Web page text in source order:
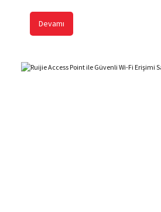
zayıflayabilir. Bu durumda, Poynting 9
modeminizin performansını
Devamı